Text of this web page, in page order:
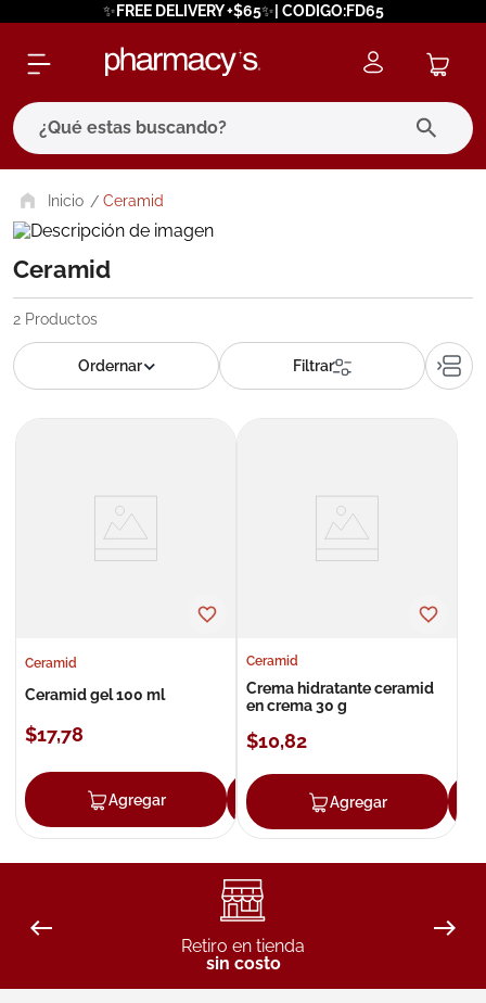
✨FREE DELIVERY +$65✨| CODIGO:FD65
¿Qué estas buscando?
Ceramid
Ceramid
2 Productos
Ceramid
Ceramid gel 100 ml
$17,78
Agregar Agregar
Ceramid
Crema hidratante ceramid
en crema 30 g
$10,82
Agregar
Retiro en tienda
sin costo
términos más buscados
1. eucerin
2. protector solar
3. bioderma
5. cerave
roche posay
megacistin